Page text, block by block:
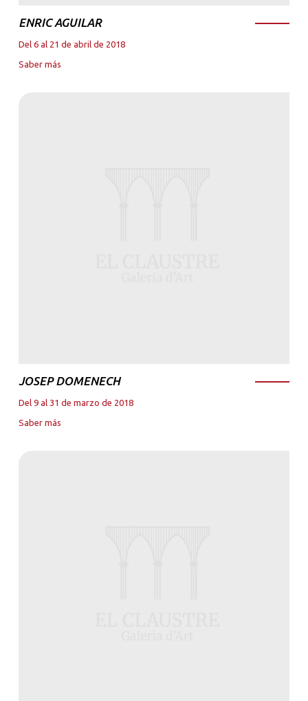
ENRIC AGUILAR
Del 6 al 21 de abril de 2018
Saber más
JOSEP DOMENECH
Del 9 al 31 de marzo de 2018
Saber más